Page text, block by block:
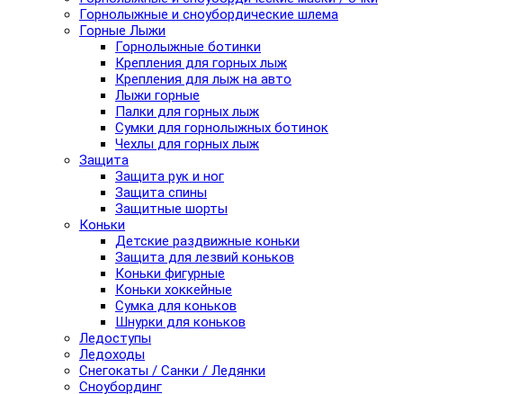
Горнолыжные и сноубордические шлема
Горные Лыжи
Горнолыжные ботинки
Крепления для горных лыж
Крепления для лыж на авто
Лыжи горные
Палки для горных лыж
Сумки для горнолыжных ботинок
Чехлы для горных лыж
Защита
Защита рук и ног
Защита спины
Защитные шорты
Коньки
Детские раздвижные коньки
Защита для лезвий коньков
Коньки фигурные
Коньки хоккейные
Сумка для коньков
Шнурки для коньков
Ледоступы
Ледоходы
Снегокаты / Санки / Ледянки
Сноубординг